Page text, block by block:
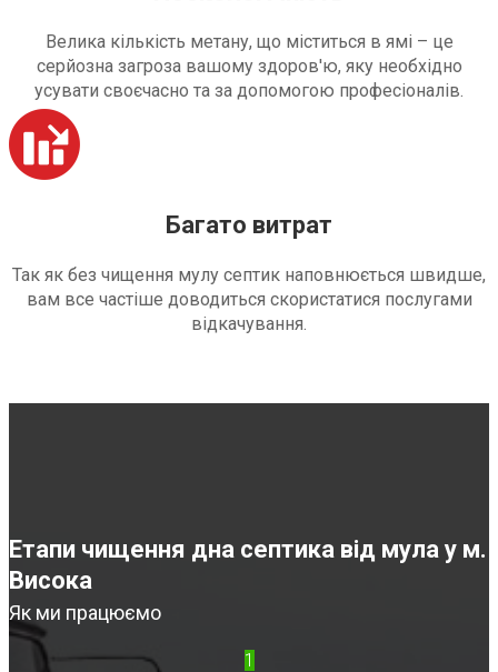
Велика кількість метану, що міститься в ямі – це
серйозна загроза вашому здоров'ю, яку необхідно
усувати своєчасно та за допомогою професіоналів.
Багато витрат
Так як без чищення мулу септик наповнюється швидше,
вам все частіше доводиться скористатися послугами
відкачування.
Етапи чищення дна септика від мула у м.
Висока
Як ми працюємо
1